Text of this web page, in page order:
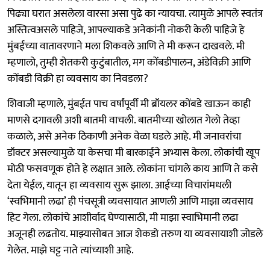
पिढ्या घरात असलेला वारसा असा पुढे का न्यायचा. त्यामुळे आपले स्वतंत्र
अस्तित्वअसले पाहिजे, आपल्याकडे अनेकांनी नोकरी केली पाहिजे हे
मुंबईच्या वातावरणाने मला शिकवले आणि ते मी करून दाखवले. मी
म्हणालो, तुम्ही शेतकरी कुटुंबातील, मग कोंबडीपालन, अंडेविक्री आणि
कोंबडी विक्री हा व्यवसाय का निवडला?
शिवाजी म्हणाले, मुंबईत पाच वर्षांपूर्वी मी ब्रॉयलर कोंबडे खाऊन काही
माणसे दगावली अशी बातमी वाचली. बातमीच्या खोलात गेलो तेव्हा
कळाले, असे अनेक ठिकाणी अनेक वेळा घडले आहे. मी जनावरांचा
डॉक्टर असल्यामुळे या केसचा मी बारकाईने अभ्यास केला. लोकांची खूप
मोठी फसवणूक होते हे लक्षात आले. लोकांना चांगले काय आणि ते कसे
देता येईल, यातून हा व्यवसाय सुरू झाला. आईच्या विचारांमधली
‘स्वभिमानी लढा’ ही पंचसूत्री व्यवसायात आणली आणि माझा व्यवसाय
हिट गेला. लोकांचे आशीर्वाद घेण्यासाठी, मी माझा स्वाभिमानी लढा
अजूनही लढतोय. माझ्यासोबत आज शेकडो तरुण या व्यवसायाशी जोडले
गेलेत. माझे घट्ट नाते त्यांच्याशी आहे.